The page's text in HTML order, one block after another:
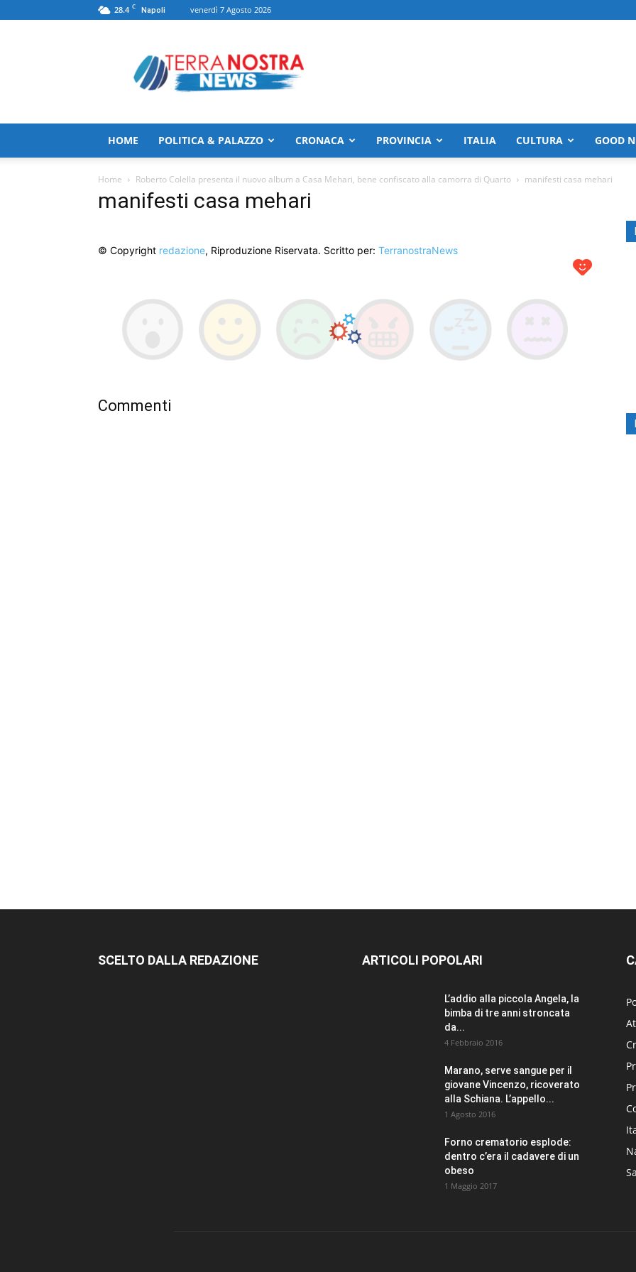
28.4 C Napoli venerdì 7 Agosto 2026
HOME POLITICA & PALAZZO CRONACA PROVINCIA ITALIA CULTURA GOOD
Home Roberto Colella presenta il nuovo album a Casa Mehari, bene confiscato alla camorra di Quarto manifesti casa mehari
manifesti casa mehari
© Copyright redazione, Riproduzione Riservata. Scritto per: TerranostraNews
Commenti
SCELTO DALLA REDAZIONE ARTICOLI POPOLARI
L’addio alla piccola Angela, la
bimba di tre anni stroncata
da...
4 Febbraio 2016
Marano, serve sangue per il
giovane Vincenzo, ricoverato
alla Schiana. L’appello...
1 Agosto 2016
Forno crematorio esplode:
dentro c’era il cadavere di un
obeso
1 Maggio 2017